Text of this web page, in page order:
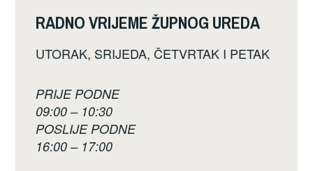
RADNO VRIJEME ŽUPNOG UREDA
UTORAK, SRIJEDA, ČETVRTAK I PETAK
PRIJE PODNE
09:00 – 10:30
POSLIJE PODNE
16:00 – 17:00